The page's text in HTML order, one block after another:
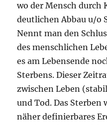
wo der Mensch
deutlichen Abbau u/o
Nennt man den
des menschlichen
es am Lebensende
Sterbens. Dieser
zwischen Leben
und Tod. Das
näher definierbares